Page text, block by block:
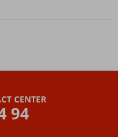
CENTER
94